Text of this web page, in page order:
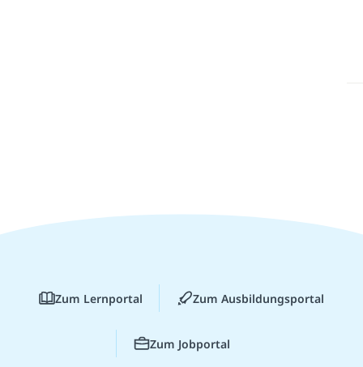
Zum Lernportal Zum Ausbildungsportal
Zum Jobportal